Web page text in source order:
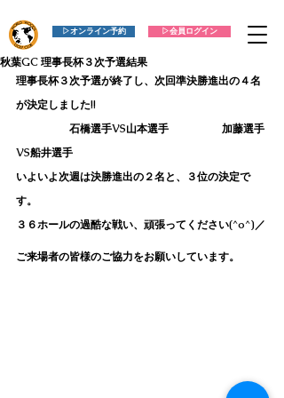
▷会員ログイン
▷オンライン予約
秋葉GC 理事長杯３次予選結果
理事長杯３次予選が終了し、次回準決勝進出の４名
が決定しました!!
石橋選手VS山本選手　　　　　加藤選手
VS船井選手
いよいよ次週は決勝進出の２名と、３位の決定で
す。
３６ホールの過酷な戦い、頑張ってください(^o^)／
ご来場者の皆様のご協力をお願いしています。